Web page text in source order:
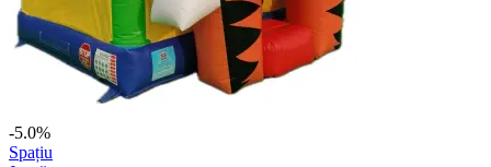
-5.0%
Spațiu